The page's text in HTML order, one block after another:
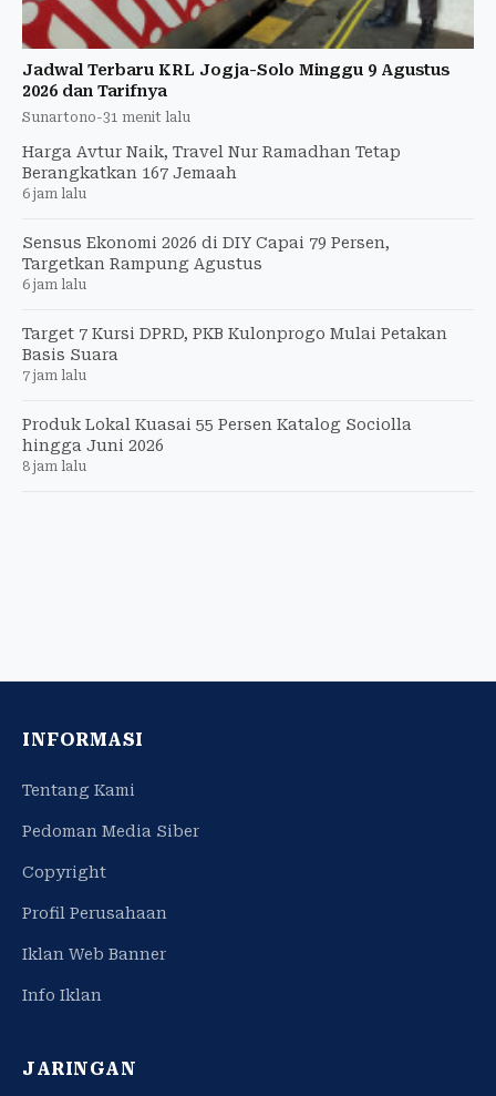
Jadwal Terbaru KRL Jogja-Solo Minggu 9 Agustus
2026 dan Tarifnya
Sunartono-31 menit lalu
Harga Avtur Naik, Travel Nur Ramadhan Tetap
Berangkatkan 167 Jemaah
6 jam lalu
Sensus Ekonomi 2026 di DIY Capai 79 Persen,
Targetkan Rampung Agustus
6 jam lalu
Target 7 Kursi DPRD, PKB Kulonprogo Mulai Petakan
Basis Suara
7 jam lalu
Produk Lokal Kuasai 55 Persen Katalog Sociolla
hingga Juni 2026
8 jam lalu
INFORMASI
Tentang Kami
Pedoman Media Siber
Copyright
Profil Perusahaan
Iklan Web Banner
Info Iklan
JARINGAN